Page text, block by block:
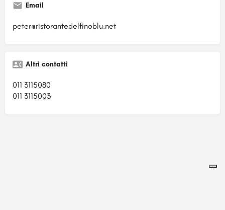
Email
peter@ristorantedelfinoblu.net
Altri contatti
011 3115080
011 3115003